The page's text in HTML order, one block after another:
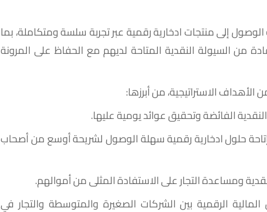
الوصول إلى منتجات ادخارية رقمية عبر تجربة سلسة ومتكاملة، بما
السيولة النقدية المتاحة لديهم مع الحفاظ على المرونة
الاستراتيجية، من أبرزها:
الفائضة وتحقيق عوائد يومية عليها.
حلول ادخارية رقمية سهلة الوصول لشريحة أوسع من أصحاب
ومساعدة التجار على الاستفادة المثلى من أموالهم.
الرقمية بين الشركات الصغيرة والمتوسطة والتجار في